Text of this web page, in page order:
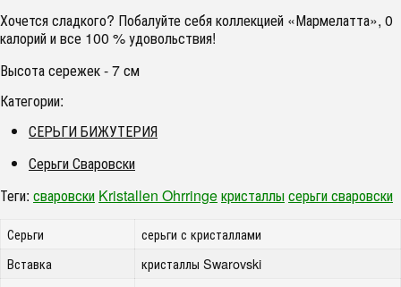
Хочется сладкого? Побалуйте себя коллекцией «Мармелатта», 0
калорий и все 100 % удовольствия!
Высота сережек - 7 см
Категории:
СЕРЬГИ БИЖУТЕРИЯ
Серьги Сваровски
Теги: сваровски Kristallen Ohrringeкристаллысерьги сваровски
Серьги
серьги с кристаллами
Вставка
кристаллы Swarovski